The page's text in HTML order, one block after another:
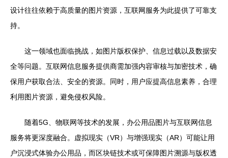
设计往往依赖于高质量的图片资源，互联网服务为此提供了可靠支
持。
这一领域也面临挑战，如图片版权保护、信息过载以及数据安
全等问题。互联网信息服务提供商需加强内容审核与加密技术，确
保用户获取合法、安全的资源。同时，用户应提高信息素养，合理
利用图片资源，避免侵权风险。
随着5G、物联网等技术的发展，办公用品图片与互联网信息
服务将更深度融合。虚拟现实（VR）与增强现实（AR）可能让用
户沉浸式体验办公用品，而区块链技术或可保障图片溯源与版权透